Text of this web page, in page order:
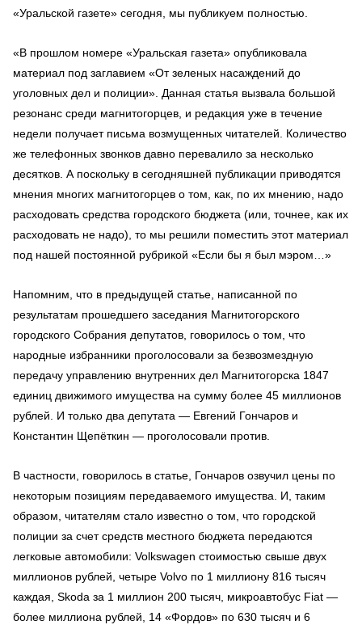
«Уральской газете» сегодня, мы публикуем полностью.
«В прошлом номере «Уральская газета» опубликовала
материал под заглавием «От зеленых насаждений до
уголовных дел и полиции». Данная статья вызвала большой
резонанс среди магнитогорцев, и редакция уже в течение
недели получает письма возмущенных читателей. Количество
же телефонных звонков давно перевалило за несколько
десятков. А поскольку в сегодняшней публикации приводятся
мнения многих магнитогорцев о том, как, по их мнению, надо
расходовать средства городского бюджета (или, точнее, как их
расходовать не надо), то мы решили поместить этот материал
под нашей постоянной рубрикой «Если бы я был мэром…»
Напомним, что в предыдущей статье, написанной по
результатам прошедшего заседания Магнитогорского
городского Собрания депутатов, говорилось о том, что
народные избранники проголосовали за безвозмездную
передачу управлению внутренних дел Магнитогорска 1847
единиц движимого имущества на сумму более 45 миллионов
рублей. И только два депутата — Евгений Гончаров и
Константин Щепёткин — проголосовали против.
В частности, говорилось в статье, Гончаров озвучил цены по
некоторым позициям передаваемого имущества. И, таким
образом, читателям стало известно о том, что городской
полиции за счет средств местного бюджета передаются
легковые автомобили: Volkswagen стоимостью свыше двух
миллионов рублей, четыре Volvo по 1 миллиону 816 тысяч
каждая, Skoda за 1 миллион 200 тысяч, микроавтобус Fiat —
более миллиона рублей, 14 «Фордов» по 630 тысяч и 6